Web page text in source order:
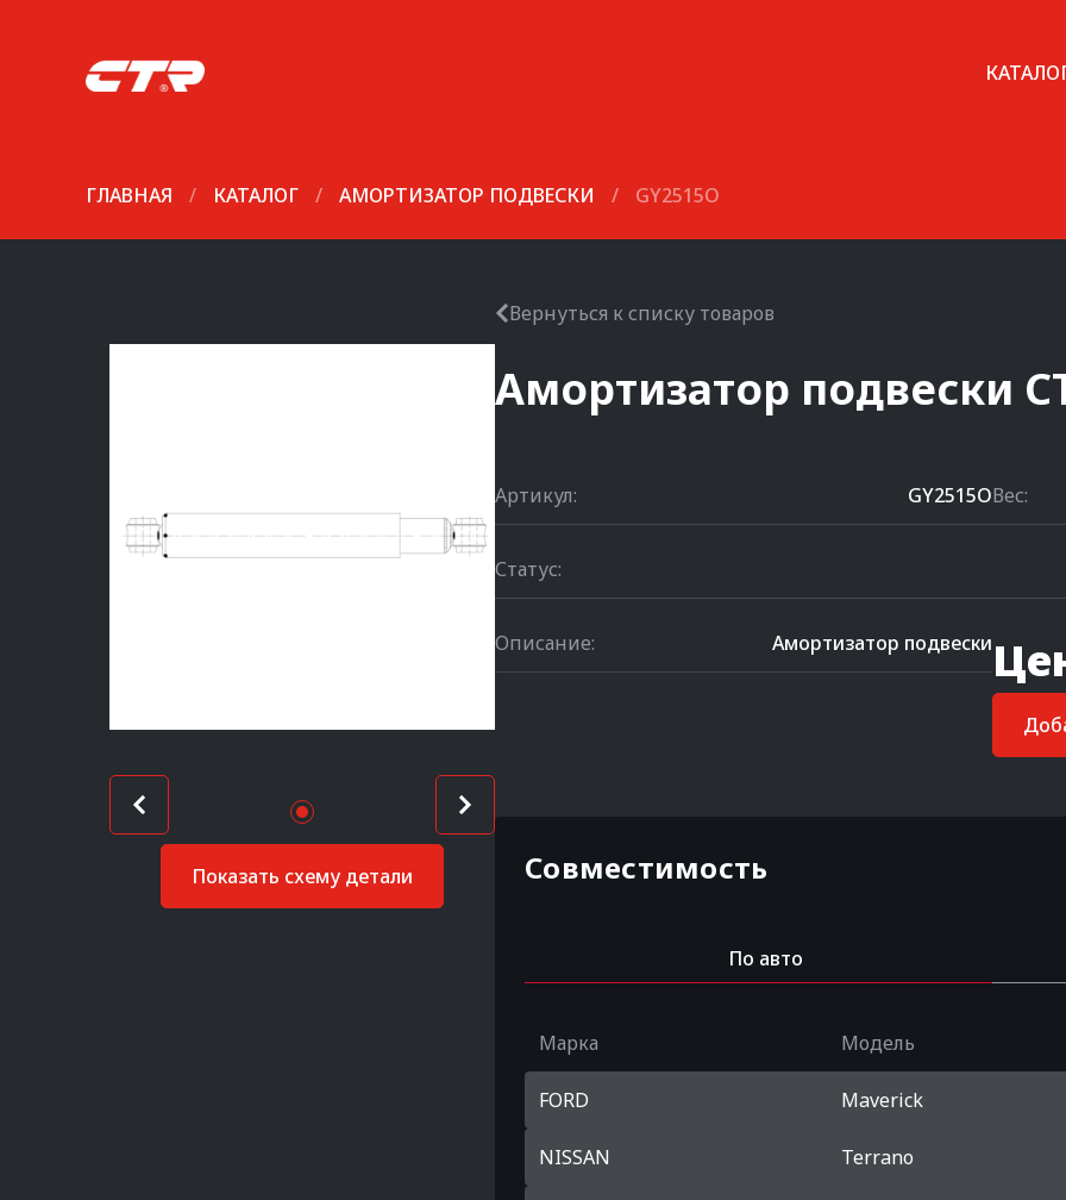
ГЛАВНАЯ / КАТАЛОГ / АМОРТИЗАТОР ПОДВЕСКИ / GY2515O
Показать схему детали
Вернуться к списку товаров
Амортизатор подвески
Артикул: GY2515OВес:
Статус:
Описание: Амортизатор подвески
Совместимость
По авто
Марка Модель
FORD Maverick
NISSAN Terrano